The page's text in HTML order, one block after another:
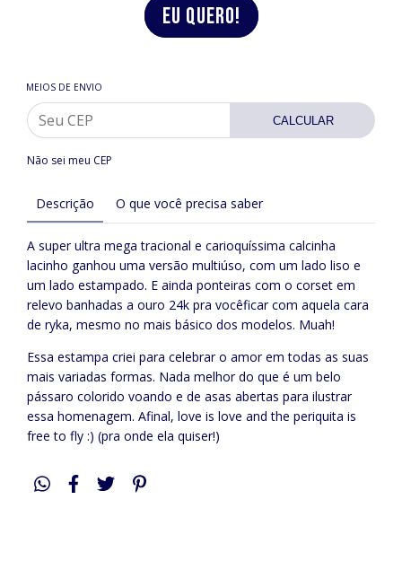
MEIOS DE ENVIO
CALCULAR
Não sei meu CEP
Descrição O que você precisa saber
A super ultra mega tracional e carioquíssima calcinha
lacinho ganhou uma versão multiúso, com um lado liso e
um lado estampado. E ainda ponteiras com o corset em
relevo banhadas a ouro 24k pra vocêficar com aquela cara
de ryka, mesmo no mais básico dos modelos. Muah!
Essa estampa criei para celebrar o amor em todas as suas
mais variadas formas. Nada melhor do que é um belo
pássaro colorido voando e de asas abertas para ilustrar
essa homenagem. Afinal, love is love and the periquita is
free to fly :) (pra onde ela quiser!)